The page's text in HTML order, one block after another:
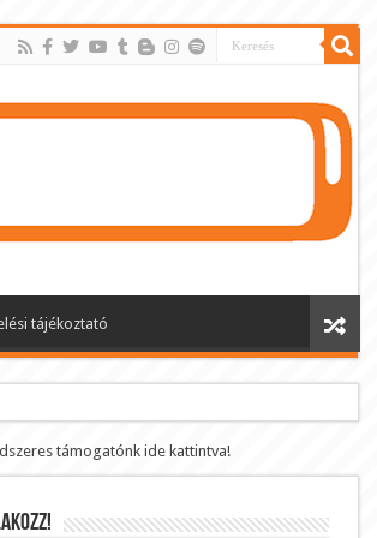
tájékoztató
támogatónk ide kattintva!